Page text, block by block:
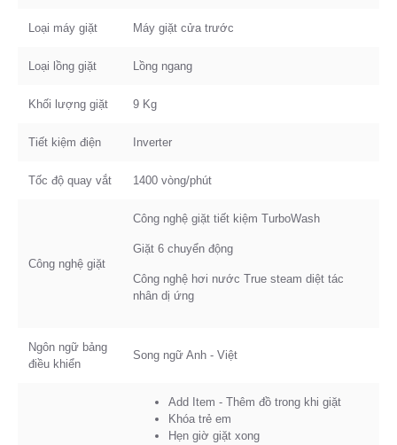
Loại máy giặt Máy giặt cửa trước
Loại lồng giặt Lồng ngang
Khối lượng giặt 9 Kg
Tiết kiệm điện Inverter
Tốc độ quay vắt 1400 vòng/phút
Công nghệ giặt
Công nghệ giặt tiết kiệm TurboWash
Giặt 6 chuyển động
Công nghệ hơi nước True steam diệt tác
nhân dị ứng
Ngôn ngữ bảng
điều khiển
Song ngữ Anh - Việt
Add Item - Thêm đồ trong khi giặt
Khóa trẻ em
Hẹn giờ giặt xong